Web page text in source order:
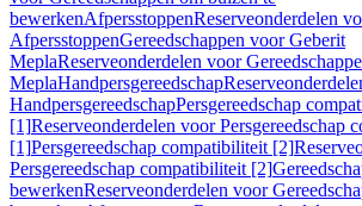
bewerkenAfpersstoppenReserveonderdelen
AfpersstoppenGereedschappen voor Geberit
MeplaReserveonderdelen voor
MeplaHandpersgereedschap
HandpersgereedschapPersgereedschap
[1]Reserveonderdelen voor Persgereedschap
[1]Persgereedschap compatibiliteit [2]
Persgereedschap compatibiliteit [2]
bewerkenReserveonderdelen voor